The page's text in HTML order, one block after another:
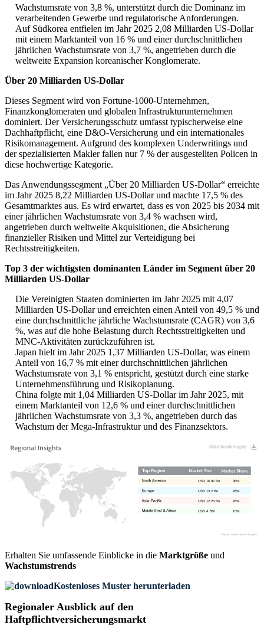
Wachstumsrate von 3,8 %, unterstützt durch die Dominanz im
verarbeitenden Gewerbe und regulatorische Anforderungen.
Auf Südkorea entfielen im Jahr 2025 2,08 Milliarden US-Dollar
mit einem Marktanteil von 16 % und einer durchschnittlichen
jährlichen Wachstumsrate von 3,7 %, angetrieben durch die
weltweite Expansion koreanischer Konglomerate.
Über 20 Milliarden US-Dollar
Dieses Segment wird von Fortune-1000-Unternehmen,
Finanzkonglomeraten und globalen Infrastrukturunternehmen
dominiert. Der Versicherungsschutz umfasst typischerweise eine
Dachhaftpflicht, eine D&O-Versicherung und ein internationales
Risikomanagement. Aufgrund des komplexen Underwritings und
der spezialisierten Makler fallen nur 7 % der ausgestellten Policen in
diese hochwertige Kategorie.
Das Anwendungssegment „Über 20 Milliarden US-Dollar“ erreichte
im Jahr 2025 8,22 Milliarden US-Dollar und machte 17,5 % des
Gesamtmarktes aus. Es wird erwartet, dass es von 2025 bis 2034 mit
einer jährlichen Wachstumsrate von 3,4 % wachsen wird,
angetrieben durch weltweite Akquisitionen, die Absicherung
finanzieller Risiken und Mittel zur Verteidigung bei
Rechtsstreitigkeiten.
Top 3 der wichtigsten dominanten Länder im Segment über 20
Milliarden US-Dollar
Die Vereinigten Staaten dominierten im Jahr 2025 mit 4,07
Milliarden US-Dollar und erreichten einen Anteil von 49,5 % und
eine durchschnittliche jährliche Wachstumsrate (CAGR) von 3,6
%, was auf die hohe Belastung durch Rechtsstreitigkeiten und
MNC-Aktivitäten zurückzuführen ist.
Japan hielt im Jahr 2025 1,37 Milliarden US-Dollar, was einem
Anteil von 16,7 % mit einer durchschnittlichen jährlichen
Wachstumsrate von 3,1 % entspricht, gestützt durch eine starke
Unternehmensführung und Risikoplanung.
China folgte mit 1,04 Milliarden US-Dollar im Jahr 2025, mit
einem Marktanteil von 12,6 % und einer durchschnittlichen
jährlichen Wachstumsrate von 3,3 %, angetrieben durch das
Wachstum der Mega-Infrastruktur und des Finanzsektors.
10%
USD 4.7Bn
26%
USD 12.26 Bn
28%
USD 13.2 Bn
36%
USD 16.97 Bn
Erhalten Sie umfassende Einblicke in die Marktgröße und
Wachstumstrends
Kostenloses Muster herunterladen
Regionaler Ausblick auf den
Haftpflichtversicherungsmarkt